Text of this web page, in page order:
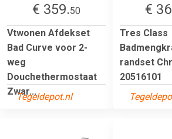
€ 359.50
Vtwonen Afdekset
Bad Curve voor 2-
weg
Douchethermostaat
Zwar...
Tegeldepot.nl
€
Tres Class
randset
20516101